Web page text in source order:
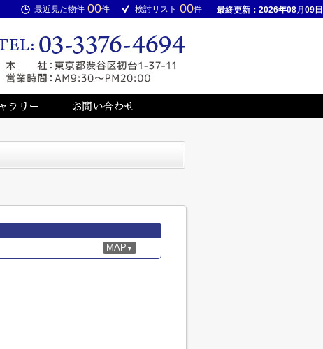
最近見た物件 00件 検討リスト 00件 最終更新：2026年08月09日
MAP ▼